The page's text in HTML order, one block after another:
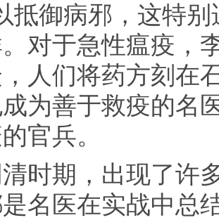
抵御病邪，这特
对于急性瘟疫，
人们将药方刻在
为善于救疫的名
官兵。
期，出现了许多
名医在实战中总